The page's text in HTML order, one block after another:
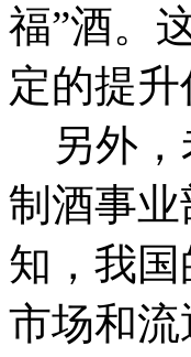
福”酒。
定的提升
另外，
制酒事
知，我
市场和